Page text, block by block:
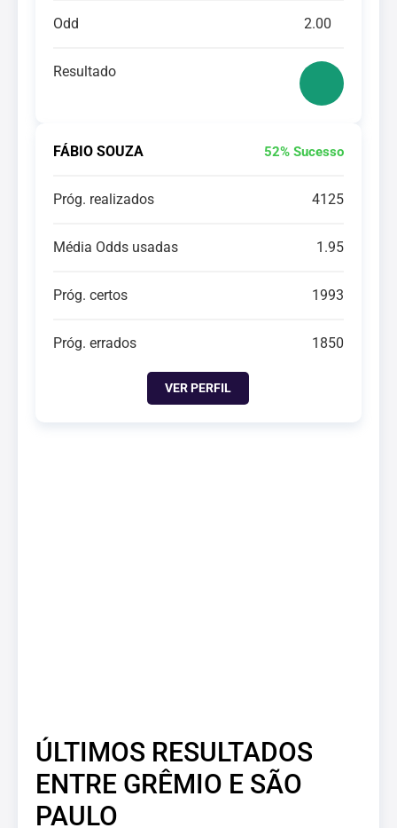
Odd 2.00
Resultado
FÁBIO SOUZA 52% Sucesso
Próg. realizados 4125
Média Odds usadas 1.95
Próg. certos 1993
Próg. errados 1850
VER PERFIL
ÚLTIMOS RESULTADOS
ENTRE GRÊMIO E SÃO
PAULO